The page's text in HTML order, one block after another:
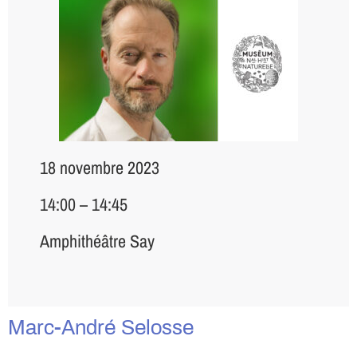
18 novembre 2023
14:00 – 14:45
Amphithéâtre Say
Marc-André Selosse